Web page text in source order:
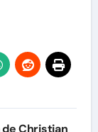
de Christian